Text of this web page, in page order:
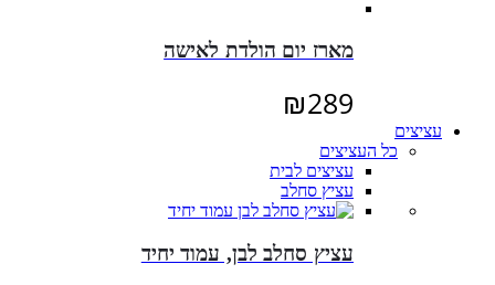
מארז יום הולדת לאישה
₪289
עציצים
כל העציצים
עציצים לבית
עציץ סחלב
עציץ סחלב לבן, עמוד יחיד